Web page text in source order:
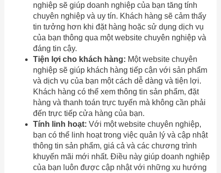
nghiệp sẽ giúp doanh nghiệp của bạn tăng tính
chuyên nghiệp và uy tín. Khách hàng sẽ cảm thấy
tin tưởng hơn khi đặt hàng hoặc sử dụng dịch vụ
của bạn thông qua một website chuyên nghiệp và
đáng tin cậy.
Tiện lợi cho khách hàng: Một website chuyên
nghiệp sẽ giúp khách hàng tiếp cận với sản phẩm
và dịch vụ của bạn một cách dễ dàng và tiện lợi.
Khách hàng có thể xem thông tin sản phẩm, đặt
hàng và thanh toán trực tuyến mà không cần phải
đến trực tiếp cửa hàng của bạn.
Tính linh hoạt: Với một website chuyên nghiệp,
bạn có thể linh hoạt trong việc quản lý và cập nhật
thông tin sản phẩm, giá cả và các chương trình
khuyến mãi mới nhất. Điều này giúp doanh nghiệp
của bạn luôn được cập nhật với những xu hướng